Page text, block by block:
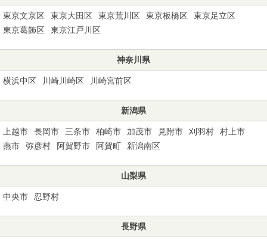
東京文京区 東京大田区 東京荒川区 東京板橋区
東京足立区
東京葛飾区
東京江戸川区
神奈川県
横浜中区 川崎川崎区 川崎宮前区
新潟県
上越市 長岡市 三条市 柏崎市 加茂市 見附市 刈羽村
村上市
燕市
弥彦村 阿賀野市 阿賀町 新潟南区
山梨県
中央市 忍野村
長野県